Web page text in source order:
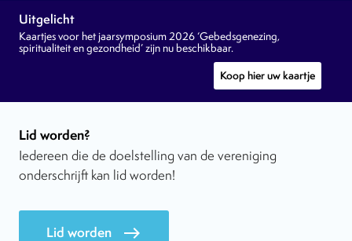
Uitgelicht
Kaartjes voor het jaarsymposium 2026 ‘Gebedsgenezing,
spiritualiteit en gezondheid’ zijn nu beschikbaar.
Koop hier uw kaartje
Lid worden?
Iedereen die de doelstelling van de vereniging
onderschrijft kan lid worden!
Lid worden east